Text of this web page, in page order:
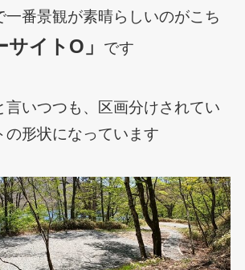
一番景観が素晴らしいのがこち
サイトO」 です
言いつつも、区画分けされてい
の形状になっています